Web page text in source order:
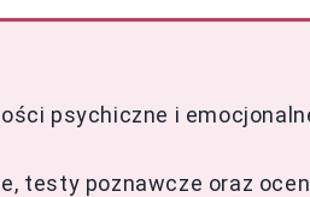
psychiczne i
testy poznawcze oraz